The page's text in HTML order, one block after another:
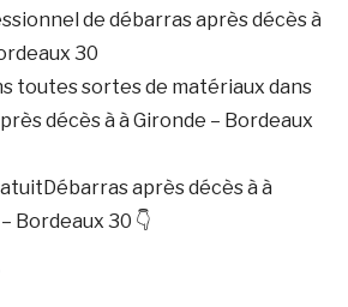
de débarras après décès à
30
toutes sortes de matériaux dans
décès à à Gironde – Bordeaux
après décès à à
Bordeaux 30 👇